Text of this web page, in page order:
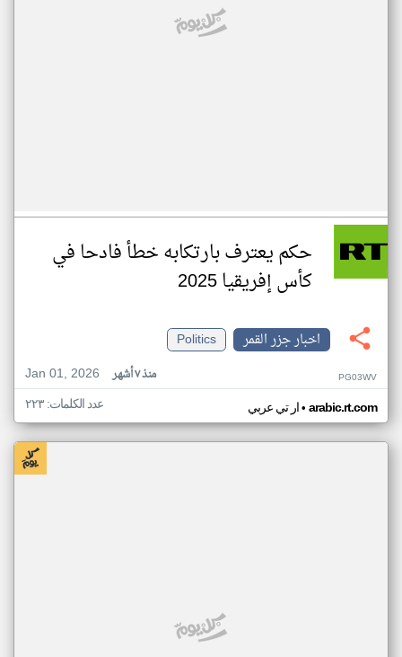
حكم يعترف بارتكابه خطأ فادحا في
كأس إفريقيا 2025
اخبار جزر القمر
Politics
Jan 01, 2026
منذ ٧ أشهر PG03WV
ار تي عربي• arabic.rt.com عدد الكلمات: ٢٢٣